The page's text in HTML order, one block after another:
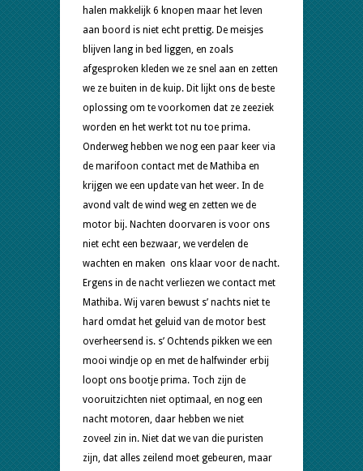
halen makkelijk 6 knopen maar het leven
aan boord is niet echt prettig. De meisjes
blijven lang in bed liggen, en zoals
afgesproken kleden we ze snel aan en zetten
we ze buiten in de kuip. Dit lijkt ons de beste
oplossing om te voorkomen dat ze zeeziek
worden en het werkt tot nu toe prima.
Onderweg hebben we nog een paar keer via
de marifoon contact met de Mathiba en
krijgen we een update van het weer. In de
avond valt de wind weg en zetten we de
motor bij. Nachten doorvaren is voor ons
niet echt een bezwaar, we verdelen de
wachten en maken ons klaar voor de nacht.
Ergens in de nacht verliezen we contact met
Mathiba. Wij varen bewust s’ nachts niet te
hard omdat het geluid van de motor best
overheersend is. s’ Ochtends pikken we een
mooi windje op en met de halfwinder erbij
loopt ons bootje prima. Toch zijn de
vooruitzichten niet optimaal, en nog een
nacht motoren, daar hebben we niet
zoveel zin in. Niet dat we van die puristen
zijn, dat alles zeilend moet gebeuren, maar